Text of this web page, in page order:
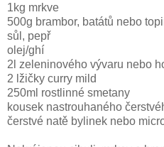
1kg mrkve
500g brambor, batátů nebo
sůl, pepř
olej/ghí
2l zeleninového vývaru nebo
2 lžičky curry mild
250ml rostlinné smetany
kousek nastrouhaného
čerstvé natě bylinek nebo